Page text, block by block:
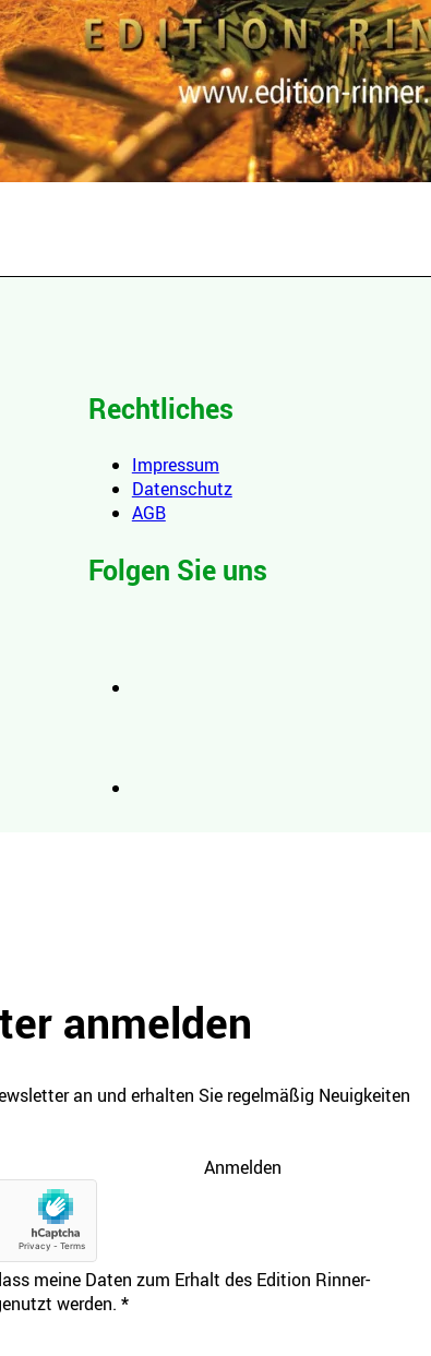
Rechtliches
Impressum
Datenschutz
AGB
Folgen Sie uns
anmelden
an und erhalten Sie regelmäßig Neuigkeiten
Anmelden
meine Daten zum Erhalt des Edition Rinner-
werden. *